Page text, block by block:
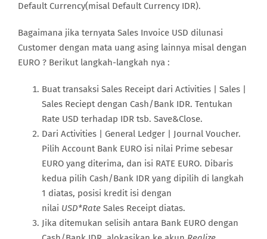
Default Currency(misal Default Currency IDR).
Bagaimana jika ternyata Sales Invoice USD dilunasi
Customer dengan mata uang asing lainnya misal dengan
EURO ? Berikut langkah-langkah nya :
Buat transaksi Sales Receipt dari Activities | Sales |
Sales Reciept dengan Cash/Bank IDR. Tentukan
Rate USD terhadap IDR tsb. Save&Close.
Dari Activities | General Ledger | Journal Voucher.
Pilih Account Bank EURO isi nilai Prime sebesar
EURO yang diterima, dan isi RATE EURO. Dibaris
kedua pilih Cash/Bank IDR yang dipilih di langkah
1 diatas, posisi kredit isi dengan
nilai USD*Rate Sales Receipt diatas.
Jika ditemukan selisih antara Bank EURO dengan